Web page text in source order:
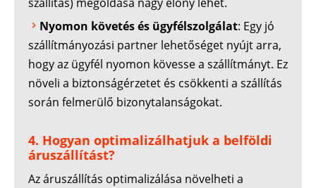
Nyomon követés és ügyfélszolgálat: Egy jó
szállítmányozási partner lehetőséget nyújt arra,
hogy az ügyfél nyomon kövesse a szállítmányt. Ez
növeli a biztonságérzetet és csökkenti a szállítás
során felmerülő bizonytalanságokat.
4. Hogyan optimalizálhatjuk a belföldi
áruszállítást?
Az áruszállítás optimalizálása növelheti a